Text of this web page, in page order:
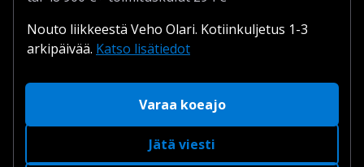
Nouto liikkeestä Veho Olari. Kotiinkuljetus 1-3
arkipäivää. Katso lisätiedot
Varaa koeajo
Jätä viesti